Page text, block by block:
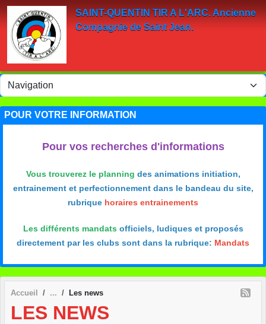
SAINT-QUENTIN TIR A L'ARC. Ancienne
Compagnie de Saint Jean.
Accueil Les news
LES NEWS
POUR VOTRE INFORMATION
Pour vos recherches d'informations
Vous trouverez le planning des animations initiation,
entrainement et perfectionnement dans le bandeau du site,
rubrique horaires entrainements
Les différents mandatsofficiels, ludiques et proposés
directement par les clubs sont dans la rubrique: Mandats
Panneau de gestion des cookies